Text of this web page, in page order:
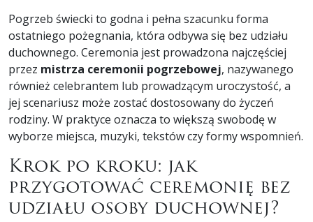
Pogrzeb świecki to godna i pełna szacunku forma
ostatniego pożegnania, która odbywa się bez udziału
duchownego. Ceremonia jest prowadzona najczęściej
przez mistrza ceremonii pogrzebowej, nazywanego
również celebrantem lub prowadzącym uroczystość, a
jej scenariusz może zostać dostosowany do życzeń
rodziny. W praktyce oznacza to większą swobodę w
wyborze miejsca, muzyki, tekstów czy formy wspomnień.
Krok po kroku: jak
przygotować ceremonię bez
udziału osoby duchownej?